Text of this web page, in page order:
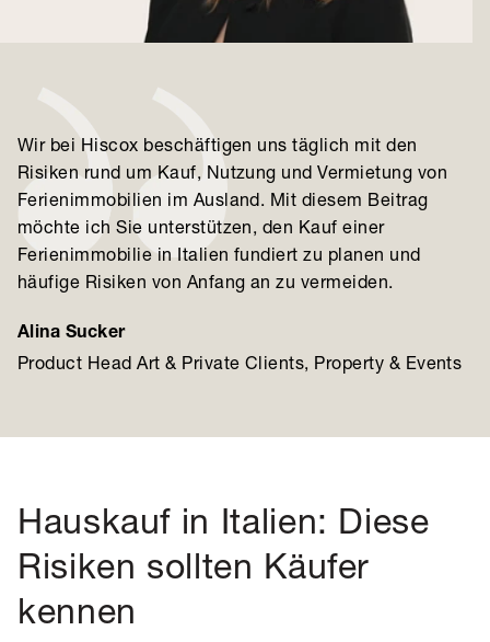
Wir bei Hiscox beschäftigen uns täglich mit den
Risiken rund um Kauf, Nutzung und Vermietung von
Ferienimmobilien im Ausland. Mit diesem Beitrag
möchte ich Sie unterstützen, den Kauf einer
Ferienimmobilie in Italien fundiert zu planen und
häufige Risiken von Anfang an zu vermeiden.
Alina Sucker
Product Head Art & Private Clients, Property & Events
Hauskauf in Italien: Diese
Risiken sollten Käufer
kennen